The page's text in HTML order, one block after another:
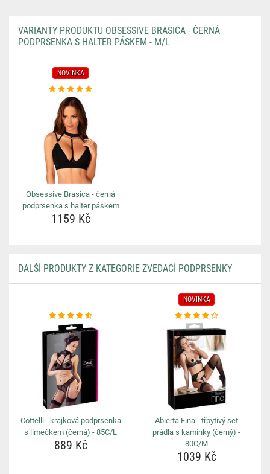
VARIANTY PRODUKTU OBSESSIVE BRASICA - ČERNÁ
PODPRSENKA S HALTER PÁSKEM - M/L
NOVINKA
Obsessive Brasica - černá
podprsenka s halter páskem
1159 Kč
DALŠÍ PRODUKTY Z KATEGORIE ZVEDACÍ PODPRSENKY
Cottelli - krajková podprsenka
s límečkem (černá) - 85C/L
889 Kč
NOVINKA
Abierta Fina - třpytivý set
prádla s kamínky (černý) -
80C/M
1039 Kč